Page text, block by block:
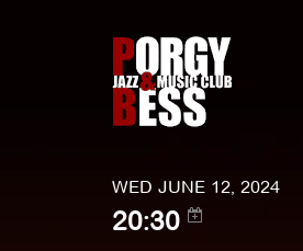
WED JUNE 12, 2024
20:30